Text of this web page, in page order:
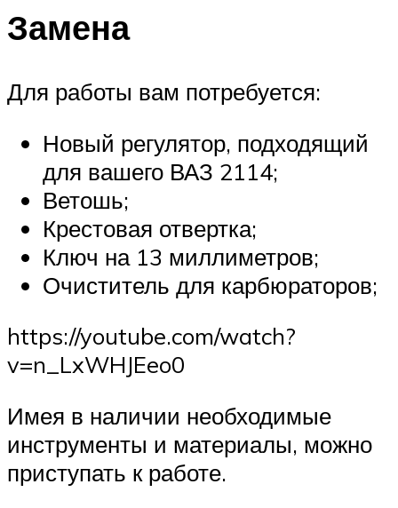
Замена
Для работы вам потребуется:
Новый регулятор, подходящий
для вашего ВАЗ 2114;
Ветошь;
Крестовая отвертка;
Ключ на 13 миллиметров;
Очиститель для карбюраторов;
https://youtube.com/watch?
v=n_LxWHJEeo0
Имея в наличии необходимые
инструменты и материалы, можно
приступать к работе.